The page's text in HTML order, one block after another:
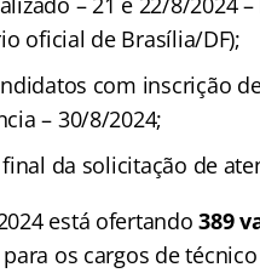
oficial de Brasília/DF);
com inscrição
– 30/8/2024;
da solicitação de
está ofertando389
os cargos de